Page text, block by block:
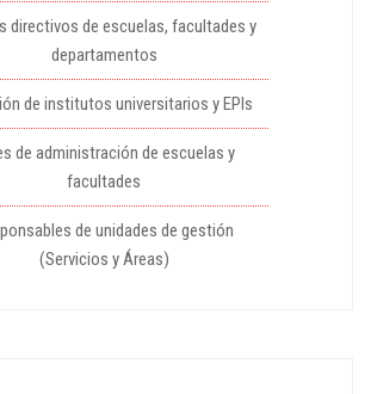
directivos de escuelas, facultades y
departamentos
de institutos universitarios y EPIs
de administración de escuelas y
facultades
de unidades de gestión
(Servicios y Áreas)